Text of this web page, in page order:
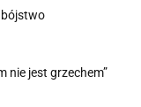
nie jest grzechem”